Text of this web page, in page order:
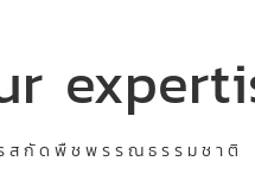
กัดพืชพรรณธรรมชาติ